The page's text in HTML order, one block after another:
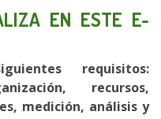
EN ESTE E-
requisitos:
recursos,
medición, análisis y